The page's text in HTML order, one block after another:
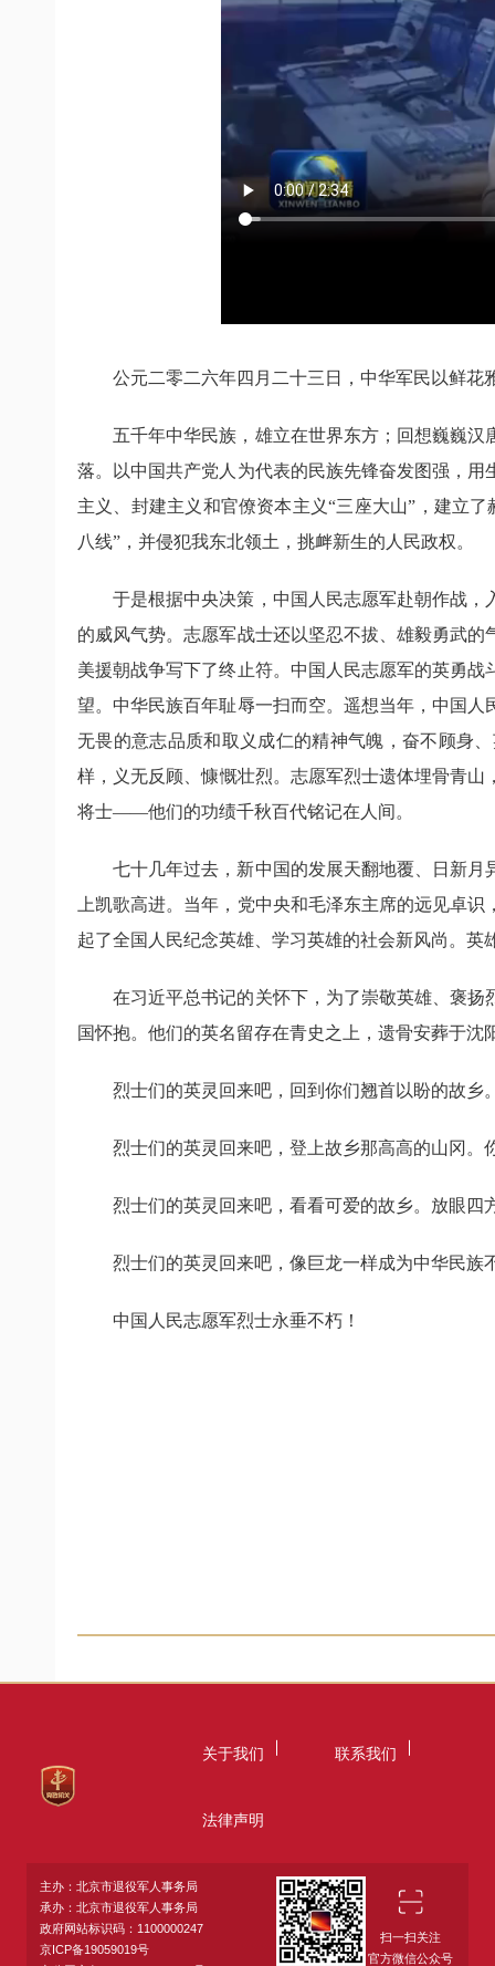
公元二零二六年四月二十三日，中华军民以鲜
五千年中华民族，雄立在世界东方；回想巍巍
落。以中国共产党人为代表的民族先锋奋发图强，
主义、封建主义和官僚资本主义“三座大山”，建立
八线”，并侵犯我东北领土，挑衅新生的人民政权。
于是根据中央决策，中国人民志愿军赴朝作战
的威风气势。志愿军战士还以坚忍不拔、雄毅勇武
美援朝战争写下了终止符。中国人民志愿军的英勇
望。中华民族百年耻辱一扫而空。遥想当年，中国
无畏的意志品质和取义成仁的精神气魄，奋不顾身
样，义无反顾、慷慨壮烈。志愿军烈士遗体埋骨青
将士——他们的功绩千秋百代铭记在人间。
七十几年过去，新中国的发展天翻地覆、日新
上凯歌高进。当年，党中央和毛泽东主席的远见卓
起了全国人民纪念英雄、学习英雄的社会新风尚。英
在习近平总书记的关怀下，为了崇敬英雄、褒
国怀抱。他们的英名留存在青史之上，遗骨安葬于
烈士们的英灵回来吧，回到你们翘首以盼的故
烈士们的英灵回来吧，登上故乡那高高的山冈
烈士们的英灵回来吧，看看可爱的故乡。放眼
烈士们的英灵回来吧，像巨龙一样成为中华民
中国人民志愿军烈士永垂不朽！
关于我们 联系我们
法律声明
主办：北京市退役军人事务局
承办：北京市退役军人事务局
政府网站标识码：1100000247
京ICP备19059019号
扫一扫关注
官方微信公众号